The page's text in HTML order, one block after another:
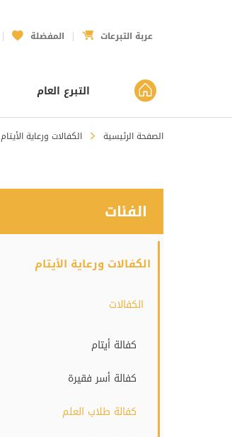
المفضلة عربة التبرعات
التبرع العام
الصفحة الرئيسية الكفالات ورعاية الأيتام
الفئات
الكفالات ورعاية الأيتام
الكفالات
كفالة أيتام
كفالة أسر فقيرة
كفالة طلاب العلم